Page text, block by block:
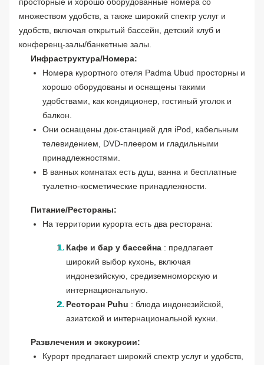
просторные и хорошо оборудованные номера со
множеством удобств, а также широкий спектр услуг и
удобств, включая открытый бассейн, детский клуб и
конференц-залы/банкетные залы.
Инфраструктура/Номера:
Номера курортного отеля Padma Ubud просторны и
хорошо оборудованы и оснащены такими
удобствами, как кондиционер, гостиный уголок и
балкон.
Они оснащены док-станцией для iPod, кабельным
телевидением, DVD-плеером и гладильными
принадлежностями.
В ванных комнатах есть душ, ванна и бесплатные
туалетно-косметические принадлежности.
Питание/Рестораны:
На территории курорта есть два ресторана:
Кафе и бар у бассейна : предлагает
широкий выбор кухонь, включая
индонезийскую, средиземноморскую и
интернациональную.
Ресторан Puhu : блюда индонезийской,
азиатской и интернациональной кухни.
Развлечения и экскурсии:
Курорт предлагает широкий спектр услуг и удобств,